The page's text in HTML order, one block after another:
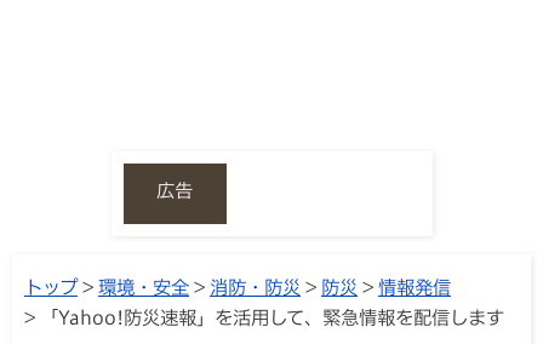
広告
トップ> 環境・安全 > 消防・防災 > 防災 > 情報発信
> 「Yahoo!防災速報」を活用して、緊急情報を配信します